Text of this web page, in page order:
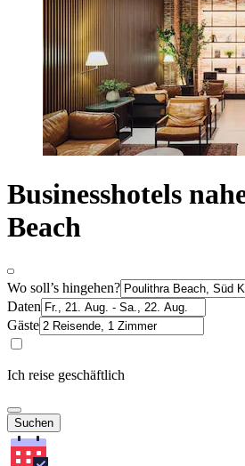
Businesshotels
Beach
Wo soll’s hingehen?
Daten
Gäste
Ich reise geschäftlich
Suchen